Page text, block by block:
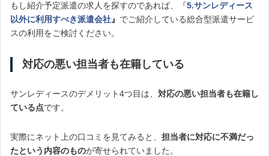
もし紹介予定派遣の求人を探すのであれば、『5.サンレディース
以外に利用すべき派遣会社』 でご紹介している総合型派遣サービ
スの利用をご検討ください。
対応の悪い担当者も在籍している
サンレディースのデメリット4つ目は、 対応の悪い担当者も在籍し
ている点です。
実際にネット上の口コミを見てみると、 担当者に対応に不満だっ
たという内容のものが寄せられていました。